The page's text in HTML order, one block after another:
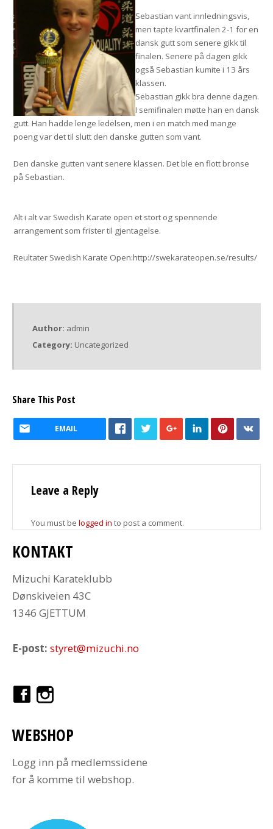
Sebastian vant innledningsvis,
men tapte kvartfinalen 2-1 for en
dansk gutt som senere gikk til
finalen. Senere på dagen gikk
også Sebastian kumite i 13 års
klassen.
Sebastian gikk bra denne dagen.
I semifinalen møtte han en dansk
gutt. Han hadde lenge ledelsen, men i en match med mange
poeng var det til slutt den danske gutten som vant.
Den danske gutten vant senere klassen. Det ble en flott bronse
på Sebastian.
Alt i alt var Swedish Karate open et stort og spennende
arrangement som frister til gjentagelse.
Reultater Swedish Karate Open:http://swekarateopen.se/results/
Author: admin
Category: Uncategorized
Share This Post
EMAIL
Leave a Reply
You must be logged in to post a comment.
KONTAKT
Mizuchi Karateklubb
Dønskiveien 43C
1346 GJETTUM
E-post: styret@mizuchi.no
WEBSHOP
Logg inn på medlemssidene
for å komme til webshop.